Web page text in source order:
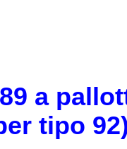
a
tipo